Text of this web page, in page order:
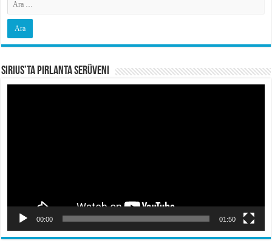
Sirius’ta Pırlanta Serüveni
00:00 01:50